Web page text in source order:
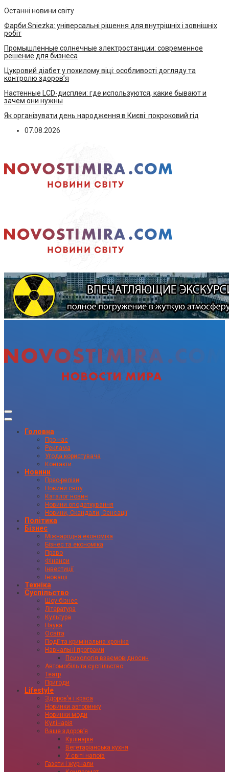
Останні новини світу
Фарби Sniezka: універсальні рішення для внутрішніх і зовнішніх
робіт
Промышленные солнечные электростанции: современное
решение для бизнеса
Цукровий діабет у похилому віці: особливості догляду та
контролю здоров’я
Настенные LCD-дисплеи: где используются, какие бывают и
зачем они нужны
Як організувати день народження в Києві: покроковий гід
07.08.2026
Головна
Про нас
Реклама
Угода користувача
Контакти
Новини
Прес-релізи
Новини світу
Каталог новин
Новини оподаткування
Новини, Скандали, Сенсації
Політика
Бізнес
Міжнародна економіка
Бізнес та економіка
Право
Фінанси
Інвестиції
Іновації
Техніка
Суспільство
Шоу-бізнес
Література
Культура
Наука
Освіта
Події та кримінальна хроніка
Навчальні програми
Психологія взаємовідносин
Автомобіль та суспільство
Театр
Пригоди
Lifestyle
Здоровʼя і краса
Новинки авторинку
Новинки моди
Кулінарія
Ваше здоровʼя
Кулінарія
Вегетаріанська кухня
У світі напоїв
Газети і журнали